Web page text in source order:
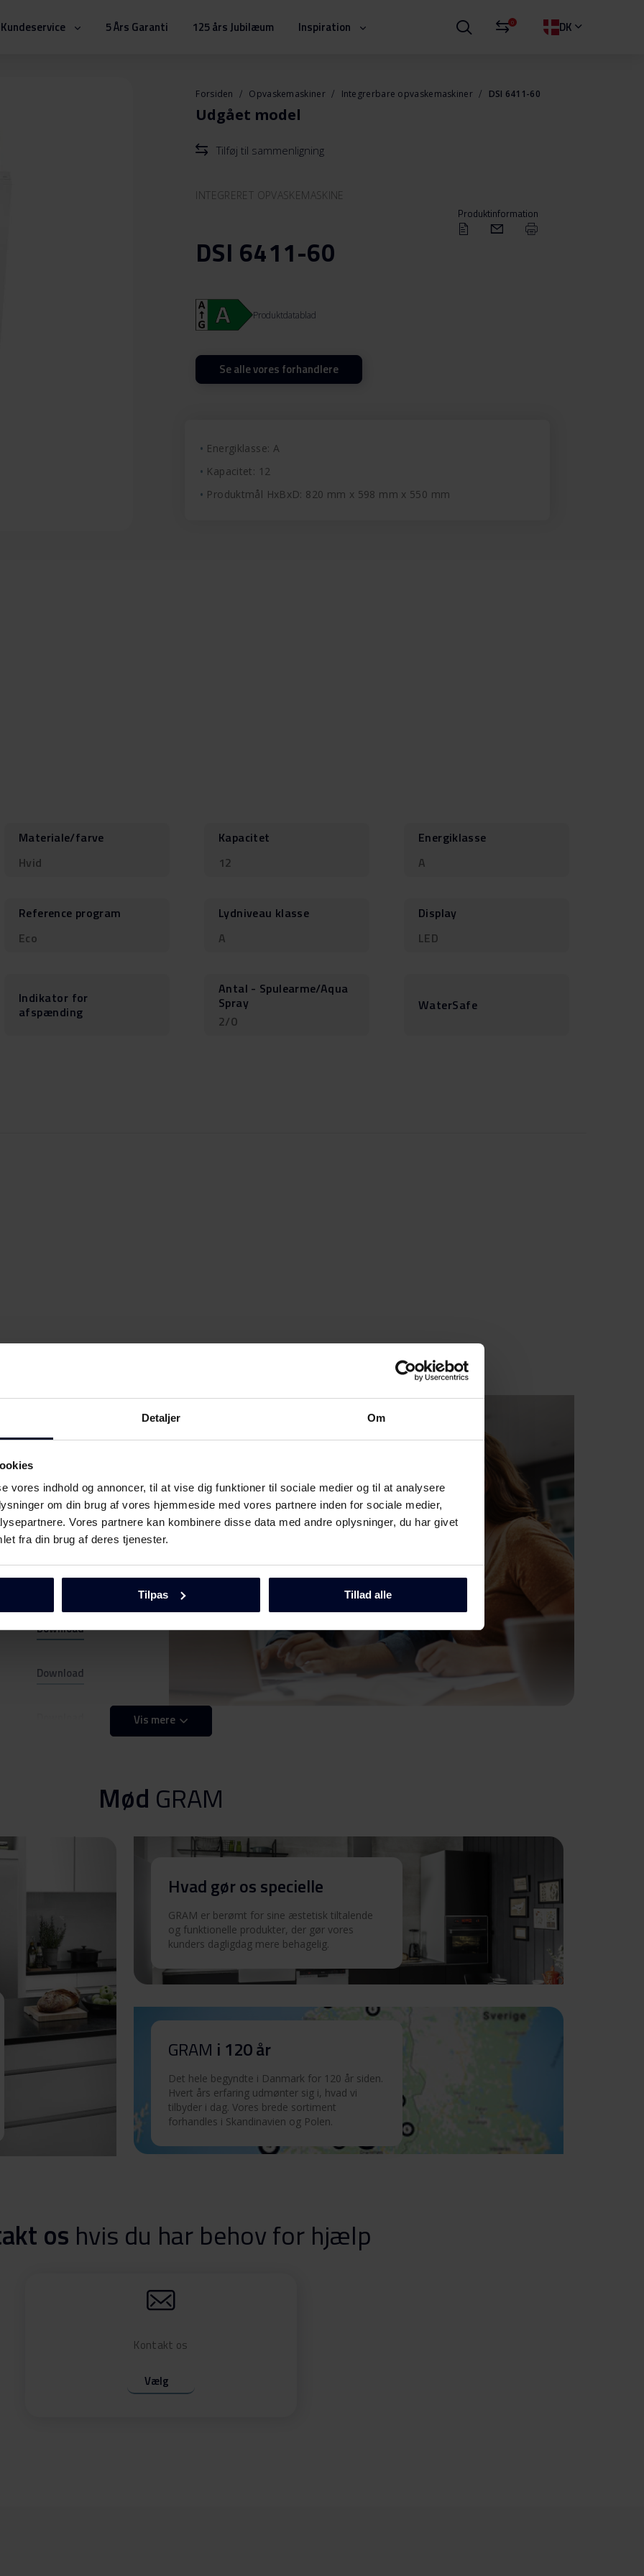
Detaljer Om
vores indhold og annoncer, til at vise dig funktioner til sociale medier og til at analysere
om din brug af vores hjemmeside med vores partnere inden for sociale medier,
Vores partnere kan kombinere disse data med andre oplysninger, du har givet
fra din brug af deres tjenester.
Tilpas Tillad alle
Kundeservice 5 Års Garanti 125 års Jubilæum Inspiration 0 DK
Forsiden Opvaskemaskiner Integrerbare opvaskemaskiner DSI 6411-60
Udgået model
Tilføj til sammenligning
INTEGRERET OPVASKEMASKINE
Produktinformation
DSI 6411-60
Produktdatablad
Se alle vores forhandlere
Energiklasse: A
Kapacitet: 12
Produktmål HxBxD: 820 mm x 598 mm x 550 mm
Materiale/farve
Hvid
Kapacitet
12
Energiklasse
A
Reference program
Eco
Lydniveau klasse
A
Display
LED
Indikator for
afspænding
Antal - Spulearme/Aqua
Spray
2/0
WaterSafe
Download
Download
Download
Download
Download
Download
Vis mere
Mød GRAM
Hvad gør os specielle
GRAM er berømt for sine æstetisk tiltalende
og funktionelle produkter, der gør vores
kunders dagligdag mere behagelig.
GRAM i 120 år
Det hele begyndte i Danmark for 120 år siden.
Hvert års erfaring udmønter sig i, hvad vi
tilbyder i dag. Vores brede sortiment
forhandles i Skandinavien og Polen.
os hvis du har behov for hjælp
Kontakt os
Vælg